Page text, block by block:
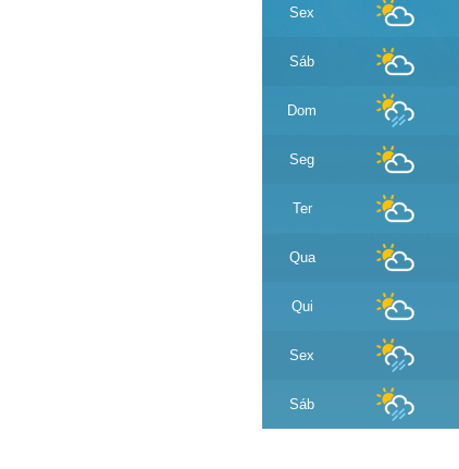
Sex
Sáb
Dom
Seg
Ter
Qua
Qui
Sex
Sáb